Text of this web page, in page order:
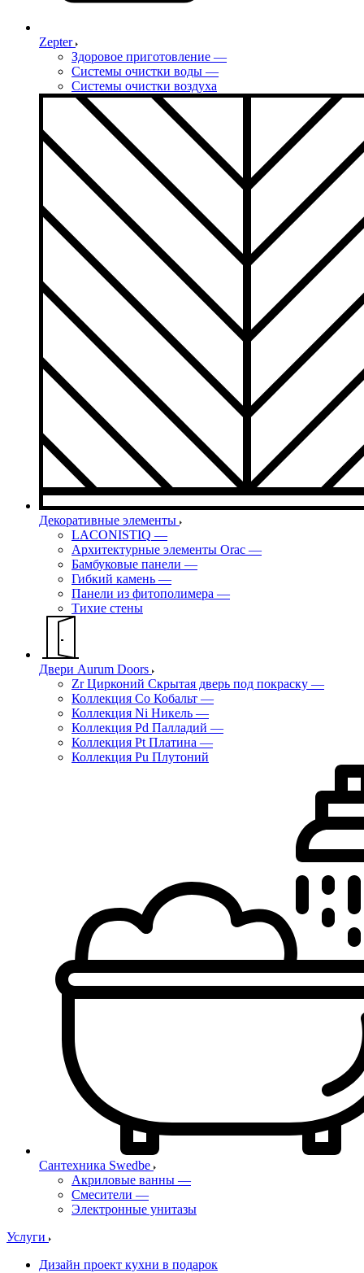
Zepter
Здоровое приготовление —
Системы очистки воды —
Системы очистки воздуха
Декоративные элементы
LACONISTIQ —
Архитектурные элементы Orac —
Бамбуковые панели —
Гибкий камень —
Панели из фитополимера —
Тихие стены
Двери Aurum Doors
Zr Цирконий Скрытая дверь под покраску —
Коллекция Co Кобальт —
Коллекция Ni Никель —
Коллекция Pd Палладий —
Коллекция Pt Платина —
Коллекция Pu Плутоний
Сантехника Swedbe
Акриловые ванны —
Смесители —
Электронные унитазы
Услуги
Дизайн проект кухни в подарок